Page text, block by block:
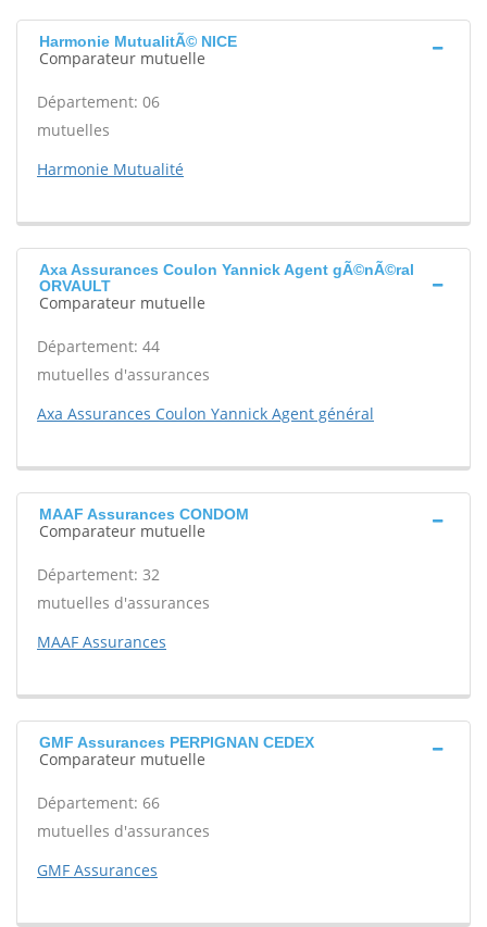
Harmonie MutualitÃ© NICE
Comparateur mutuelle
Département: 06
mutuelles
Harmonie Mutualité
Axa Assurances Coulon Yannick Agent gÃ©nÃ©ral
ORVAULT
Comparateur mutuelle
Département: 44
mutuelles d'assurances
Axa Assurances Coulon Yannick Agent général
MAAF Assurances CONDOM
Comparateur mutuelle
Département: 32
mutuelles d'assurances
MAAF Assurances
GMF Assurances PERPIGNAN CEDEX
Comparateur mutuelle
Département: 66
mutuelles d'assurances
GMF Assurances